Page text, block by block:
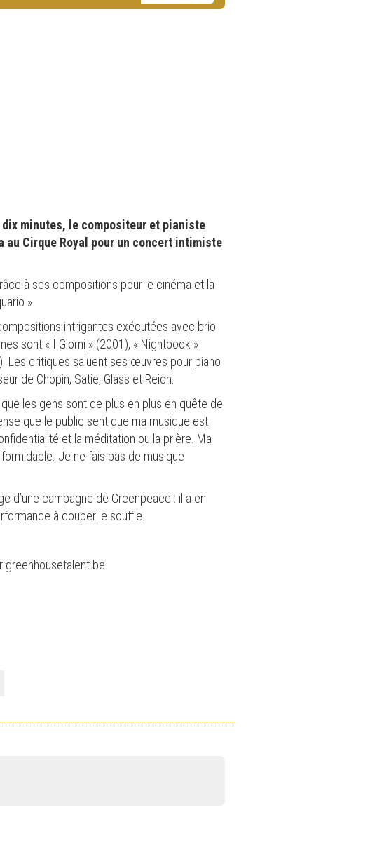
minutes, le compositeur et pianiste
Cirque Royal pour un concert intimiste
à ses compositions pour le cinéma et la
».
intrigantes exécutées avec brio
sont « I Giorni » (2001), « Nightbook »
Les critiques saluent ses œuvres pour piano
de Chopin, Satie, Glass et Reich.
les gens sont de plus en plus en quête de
que le public sent que ma musique est
et la méditation ou la prière. Ma
Je ne fais pas de musique
d’une campagne de Greenpeace : il a en
à couper le souffle.